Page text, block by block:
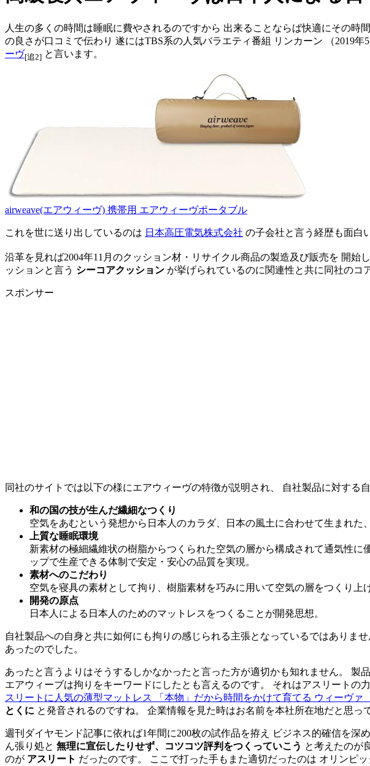
人生の多くの時間は睡眠に費やされるのですから 出来ることならば快適にその
の良さが口コミで伝わり 遂にはTBS系の人気バラエティ番組 リンカーン （2019
ーヴ[追2] と言います。
airweave(エアウィーヴ) 携帯用 エアウィーヴポータブル
これを世に送り出しているのは 日本高圧電気株式会社 の子会社と言う経歴も面白
沿革を見れば2004年11月のクッション材・リサイクル商品の製造及び販売を 開
ッションと言う シーコアクッション が挙げられているのに関連性と共に同社のコ
スポンサー
同社のサイトでは以下の様にエアウィーヴの特徴が説明され、 自社製品に対する
和の国の技が生んだ繊細なつくり
空気をあむという発想から日本人のカラダ、日本の風土に合わせて生まれ
上質な睡眠環境
新素材の極細繊維状の樹脂からつくられた空気の層から構成されて通気性
ップで生産できる体制で安定・安心の品質を実現。
素材へのこだわり
空気を寝具の素材として拘り、樹脂素材を巧みに用いて空気の層をつくり
開発の原点
日本人による日本人のためのマットレスをつくることが開発思想。
自社製品への自身と共に如何にも拘りの感じられる主張となっているではありま
あったのでした。
あったと言うよりはそうするしかなかったと言った方が適切かも知れません。
エアウィーブは拘りをキーワードにしたとも言えるのです。 それはアスリートの
スリートに人気の薄型マットレス 「本物」だから時間をかけて育てる ウィーヴ
とくに と発音されるのですね。 企業情報を見た時はお名前を本社所在地だと思っ
週刊ダイヤモンド記事に依れば1年間に200枚の試作品を拵え ビジネス的確信を
ん張り処と 無理に宣伝したりせず、コツコツ評判をつくっていこう と考えたのが
のが アスリート だったのです。 ここで打った手もまた適切だったのは オリンピ